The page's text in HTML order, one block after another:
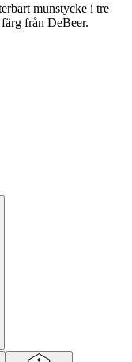
munstycke i tre
från DeBeer.